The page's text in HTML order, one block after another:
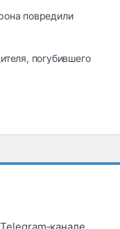
повредили
погубившего